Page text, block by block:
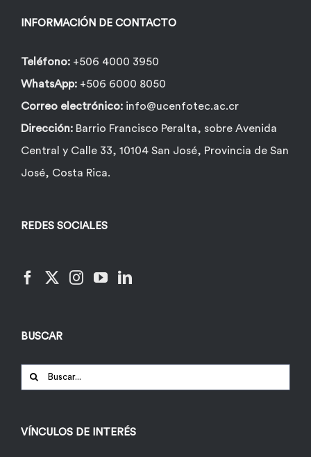
INFORMACIÓN DE CONTACTO
Teléfono: +506 4000 3950
WhatsApp: +506 6000 8050
Correo electrónico: info@ucenfotec.ac.cr
Dirección: Barrio Francisco Peralta, sobre Avenida
Central y Calle 33, 10104 San José, Provincia de San
José, Costa Rica.
REDES SOCIALES
BUSCAR
Buscar:
VÍNCULOS DE INTERÉS